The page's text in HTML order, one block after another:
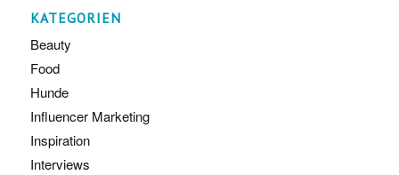
KATEGORIEN
Beauty
Food
Hunde
Influencer Marketing
Inspiration
Interviews